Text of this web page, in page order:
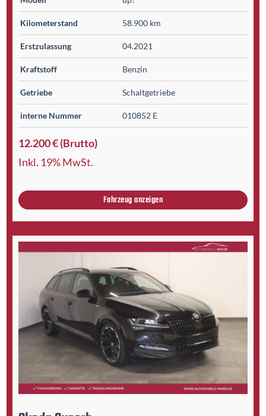
Kilometer­stand 58.900 km
Erst­zulassung 04.2021
Kraftstoff Benzin
Getriebe Schaltgetriebe
interne Nummer 010852 E
12.200 € (Brutto)
Inkl. 19% MwSt.
Fahrzeug anzeigen